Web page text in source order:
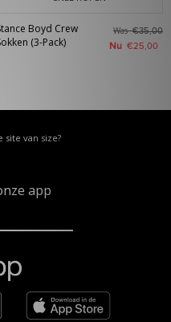
Boyd Crew
(3-Pack)
Was€35,00
Nu €25,00
site van size?
app